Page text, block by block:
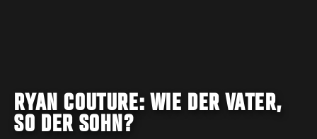
RYAN COUTURE: WIE DER VATER,
SO DER SOHN?